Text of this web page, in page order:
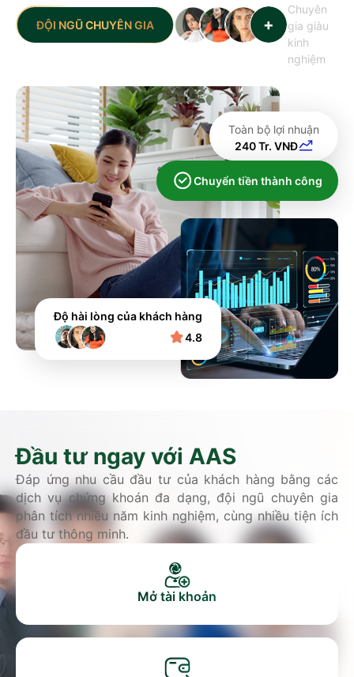
ĐỘI NGŨ CHUYÊN GIA +
Chuyên
gia giàu
kinh
nghiệm
Toàn bộ lợi nhuận
240 Tr. VNĐ
Chuyển tiền thành công
Độ hài lòng của khách hàng
4.8
Đầu tư ngay với AAS
Đáp ứng nhu cầu đầu tư của khách hàng bằng các
dịch vụ chứng khoán đa dạng, đội ngũ chuyên gia
phân tích nhiều năm kinh nghiệm, cùng nhiều tiện ích
đầu tư thông minh.
Mở tài khoản